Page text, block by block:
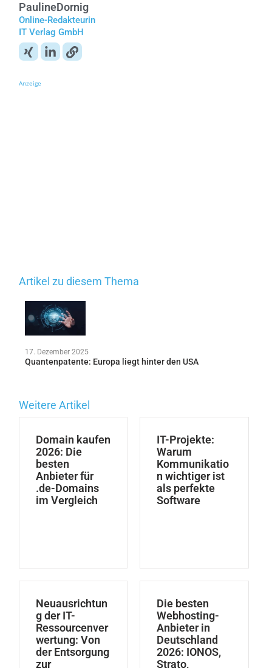
PaulineDornig
Online-Redakteurin
IT Verlag GmbH
Anzeige
Artikel zu diesem Thema
17. Dezember 2025
Quantenpatente: Europa liegt hinter den USA
Weitere Artikel
Domain kaufen
2026: Die
besten
Anbieter für
.de-Domains
im Vergleich
IT-Projekte:
Warum
Kommunikatio
n wichtiger ist
als perfekte
Software
Neuausrichtun
g der IT-
Ressourcenver
wertung: Von
der Entsorgung
zur
Die besten
Webhosting-
Anbieter in
Deutschland
2026: IONOS,
Strato,